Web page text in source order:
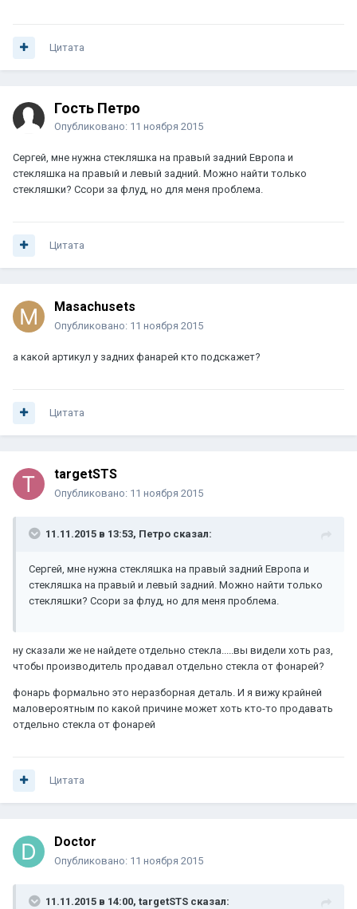
Цитата
Гость Петро
Опубликовано: 11 ноября 2015
Сергей, мне нужна стекляшка на правый задний Европа и
стекляшка на правый и левый задний. Можно найти только
стекляшки? Ссори за флуд, но для меня проблема.
Цитата
Masachusets
Опубликовано: 11 ноября 2015
а какой артикул у задних фанарей кто подскажет?
Цитата
targetSTS
Опубликовано: 11 ноября 2015
11.11.2015 в 13:53, Петро сказал:
Сергей, мне нужна стекляшка на правый задний Европа и
стекляшка на правый и левый задний. Можно найти только
стекляшки? Ссори за флуд, но для меня проблема.
ну сказали же не найдете отдельно стекла.....вы видели хоть раз,
чтобы производитель продавал отдельно стекла от фонарей?
фонарь формально это неразборная деталь. И я вижу крайней
маловероятным по какой причине может хоть кто-то продавать
отдельно стекла от фонарей
Цитата
Doctor
Опубликовано: 11 ноября 2015
11.11.2015 в 14:00, targetSTS сказал: